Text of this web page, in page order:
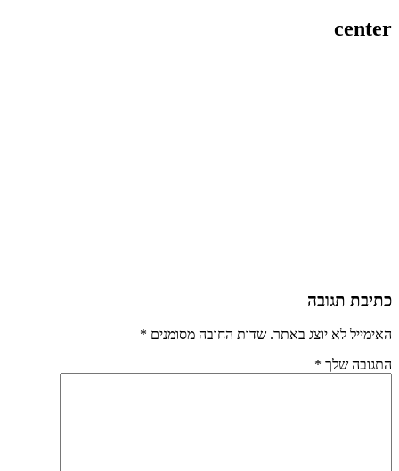
center
כתיבת תגובה
האימייל לא יוצג באתר. שדות החובה מסומנים *
התגובה שלך *